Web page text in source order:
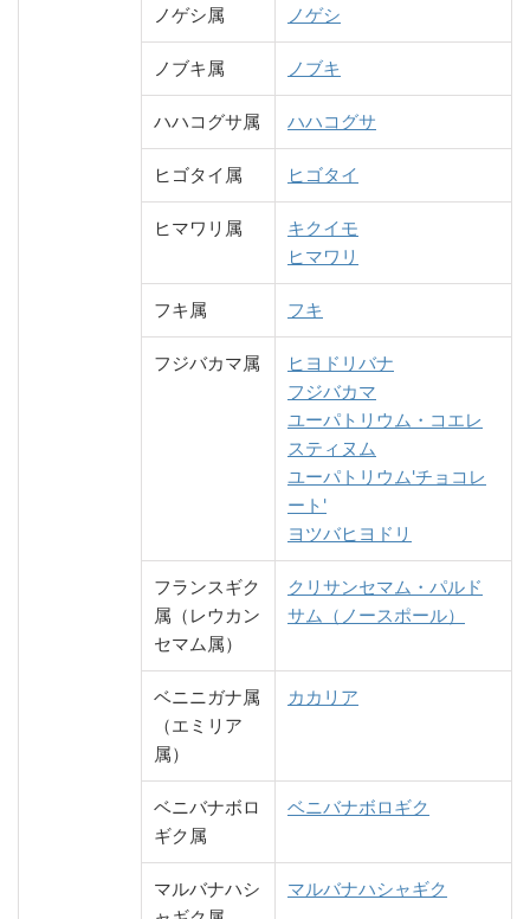
ノゲシ属 ノゲシ
ノブキ属 ノブキ
ハハコグサ属 ハハコグサ
ヒゴタイ属 ヒゴタイ
ヒマワリ属
キクイモ
ヒマワリ
フキ属 フキ
フジバカマ属
ヒヨドリバナ
フジバカマ
ユーパトリウム・コエレ
スティヌム
ユーパトリウム'チョコレ
ート'
ヨツバヒヨドリ
フランスギク
属（レウカン
セマム属）
クリサンセマム・パルド
サム（ノースポール）
ベニニガナ属
（エミリア
属）
カカリア
ベニバナボロ
ギク属
ベニバナボロギク
マルバナハシ
マルバナハシャギク